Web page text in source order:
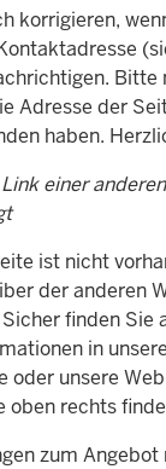
korrigieren,
Bitte
Adresse der
haben.
einer
ist nicht
der anderen
finden Sie
in
oder unsere
oben rechts
zum